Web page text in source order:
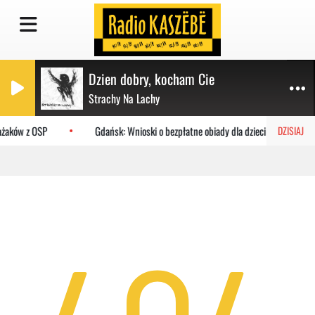
Dzien dobry, kocham Cie
Strachy Na Lachy
DZISIAJ
z OSP Gdańsk: Wnioski o bezpłatne obiady dla dzieci do MOPR